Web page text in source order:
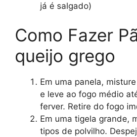
já é salgado)
Como Fazer
queijo grego
Em uma panela,
e leve ao fogo médio
ferver. Retire do fogo
Em uma tigela grande,
tipos de polvilho.